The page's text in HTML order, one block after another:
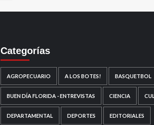
Categorías
AGROPECUARIO A LOS BOTES! BASQUETBOL
BUEN DÍA FLORIDA - ENTREVISTAS CIENCIA
DEPARTAMENTAL DEPORTES EDITORIALES